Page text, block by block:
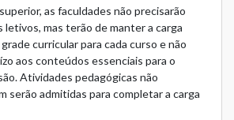
as faculdades não precisarão
letivos, mas terão de manter a carga
curricular para cada curso e não
aos conteúdos essenciais para o
Atividades pedagógicas não
serão admitidas para completar a carga